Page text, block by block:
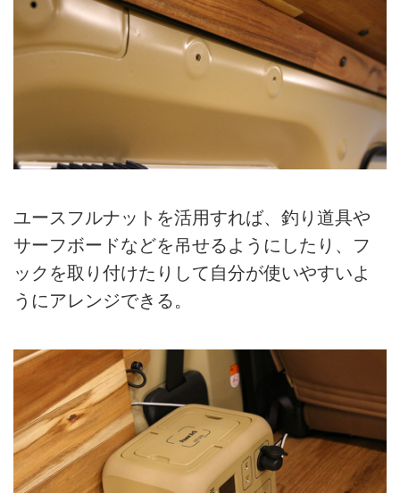
ユースフルナットを活用すれば、釣り道具や
サーフボードなどを吊せるようにしたり、フ
ックを取り付けたりして自分が使いやすいよ
うにアレンジできる。